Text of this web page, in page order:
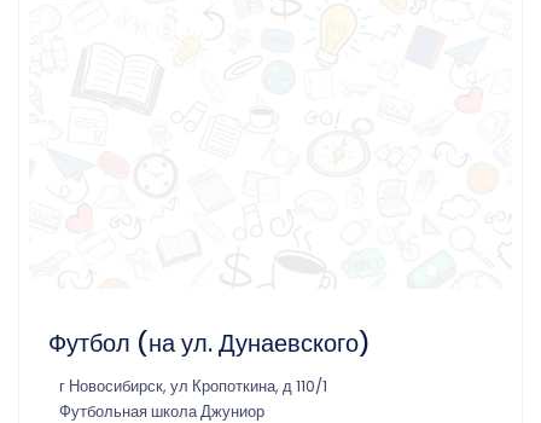
Футбол (на ул. Дунаевского)
г Новосибирск, ул Кропоткина, д 110/1
Футбольная школа Джуниор